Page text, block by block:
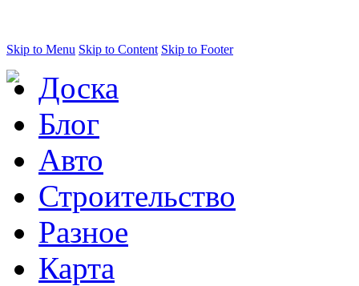
Skip to Menu Skip to Content Skip to Footer
Доска
Блог
Авто
Строительство
Разное
Карта